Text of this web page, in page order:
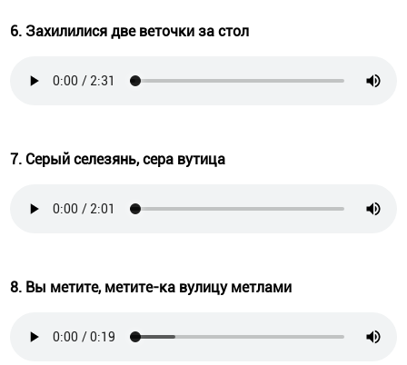
6. Захилилися две веточки за стол
7. Серый селезянь, сера вутица
8. Вы метите, метите-ка вулицу метлами